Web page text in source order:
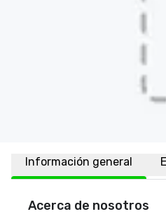
Información general
Acerca de nosotros